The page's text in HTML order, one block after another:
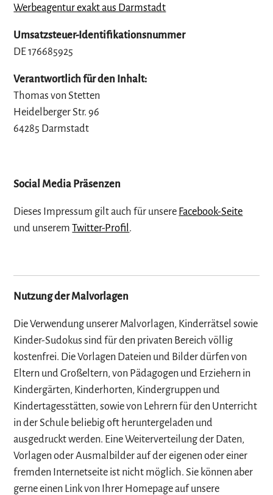
Werbeagentur exakt aus Darmstadt
Umsatzsteuer-Identifikationsnummer
DE 176685925
Verantwortlich für den Inhalt:
Thomas von Stetten
Heidelberger Str. 96
64285 Darmstadt
Social Media Präsenzen
Dieses Impressum gilt auch für unsere Facebook-Seite
und unseremTwitter-Profil .
Nutzung der Malvorlagen
Die Verwendung unserer Malvorlagen, Kinderrätsel sowie
Kinder-Sudokus sind für den privaten Bereich völlig
kostenfrei. Die Vorlagen Dateien und Bilder dürfen von
Eltern und Großeltern, von Pädagogen und Erziehern in
Kindergärten, Kinderhorten, Kindergruppen und
Kindertagesstätten, sowie von Lehrern für den Unterricht
in der Schule beliebig oft heruntergeladen und
ausgedruckt werden. Eine Weiterverteilung der Daten,
Vorlagen oder Ausmalbilder auf der eigenen oder einer
fremden Internetseite ist nicht möglich. Sie können aber
gerne einen Link von Ihrer Homepage auf unsere